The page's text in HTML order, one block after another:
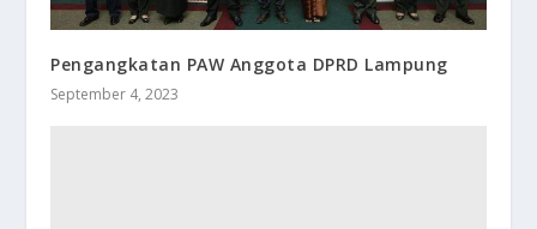
Pengangkatan PAW Anggota DPRD Lampung
September 4, 2023